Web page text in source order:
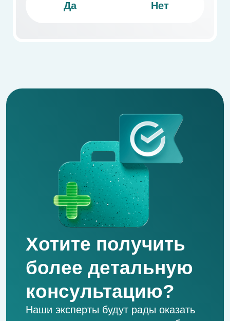
Воспользуйтесь
Ваш персональный бухгалтер для
малого бизнеса
Попробовать
Комплаенс-помощник
Контролируйте риски по 115-ФЗ
Попробовать